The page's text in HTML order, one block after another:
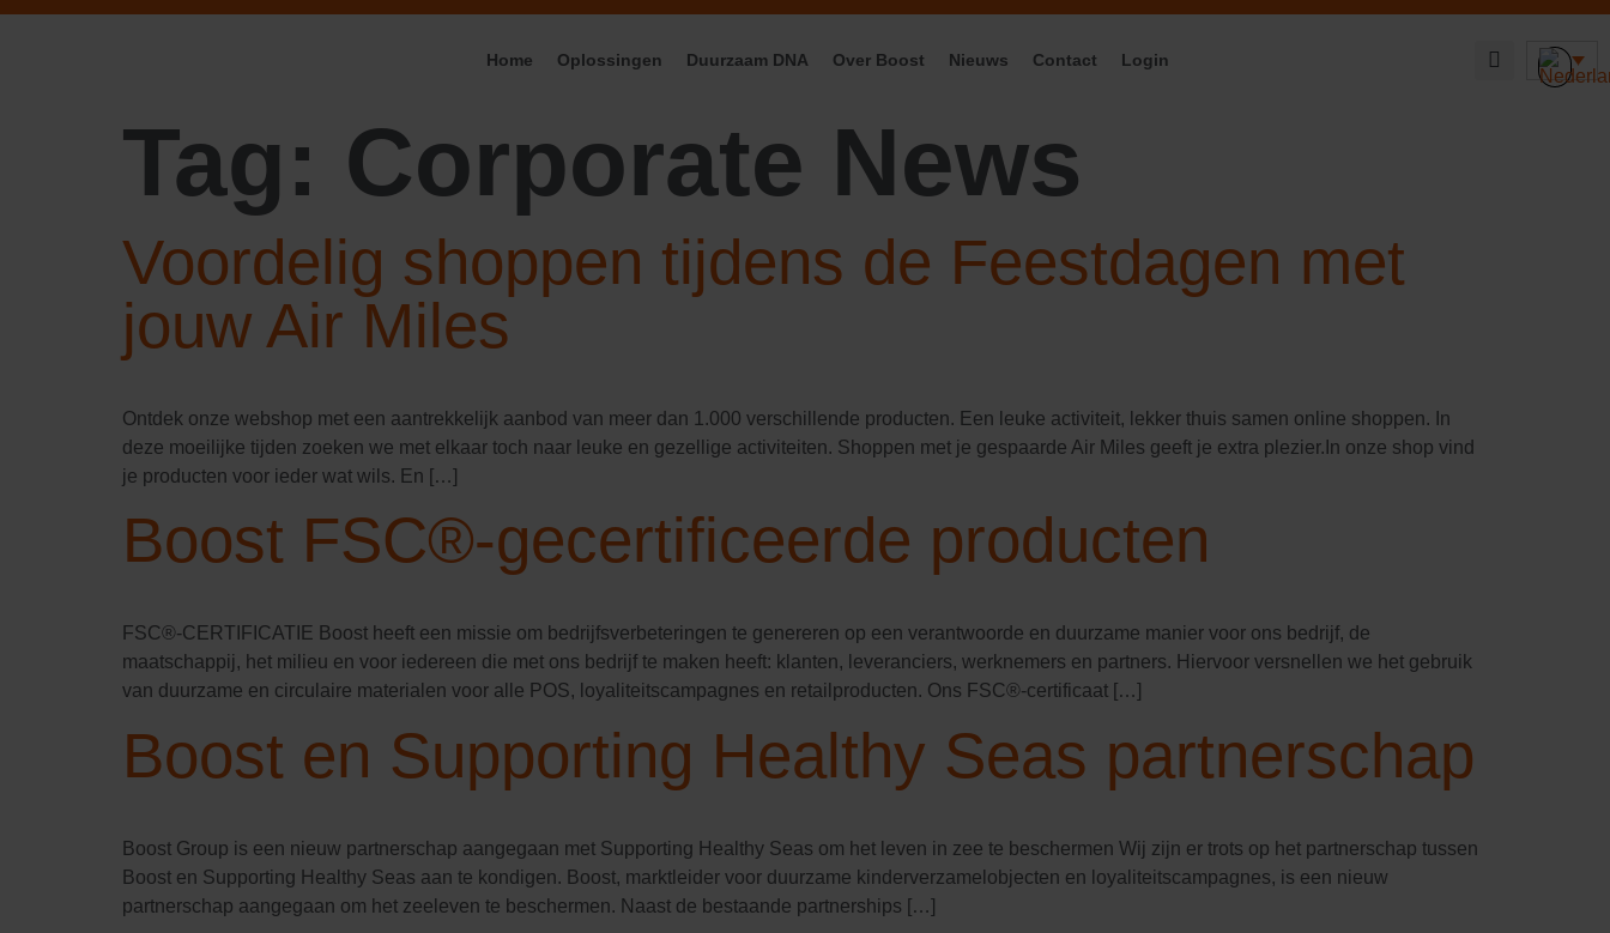
Home Oplossingen Duurzaam DNA Over Boost Nieuws Contact Login
Tag: Corporate News
Voordelig shoppen tijdens de Feestdagen met
jouw Air Miles
Ontdek onze webshop met een aantrekkelijk aanbod van meer dan 1.000 verschillende producten. Een leuke activiteit, lekker thuis samen online shoppen. In
deze moeilijke tijden zoeken we met elkaar toch naar leuke en gezellige activiteiten. Shoppen met je gespaarde Air Miles geeft je extra plezier.In onze shop vind
je producten voor ieder wat wils. En […]
Boost FSC®-gecertificeerde producten
FSC®-CERTIFICATIE Boost heeft een missie om bedrijfsverbeteringen te genereren op een verantwoorde en duurzame manier voor ons bedrijf, de
maatschappij, het milieu en voor iedereen die met ons bedrijf te maken heeft: klanten, leveranciers, werknemers en partners. Hiervoor versnellen we het gebruik
van duurzame en circulaire materialen voor alle POS, loyaliteitscampagnes en retailproducten. Ons FSC®-certificaat […]
Boost en Supporting Healthy Seas partnerschap
Boost Group is een nieuw partnerschap aangegaan met Supporting Healthy Seas om het leven in zee te beschermen Wij zijn er trots op het partnerschap tussen
Boost en Supporting Healthy Seas aan te kondigen. Boost, marktleider voor duurzame kinderverzamelobjecten en loyaliteitscampagnes, is een nieuw
partnerschap aangegaan om het zeeleven te beschermen. Naast de bestaande partnerships […]